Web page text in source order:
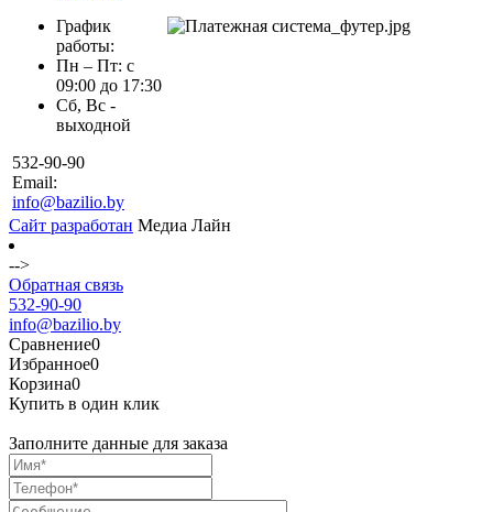
График
работы:
Пн – Пт: с
09:00 до 17:30
Сб, Вс -
выходной
532-90-90
Email:
info@bazilio.by
Сайт разработан Медиа Лайн
-->
Обратная связь
532-90-90
info@bazilio.by
Сравнение0
Избранное0
Корзина0
Купить в один клик
Заполните данные для заказа